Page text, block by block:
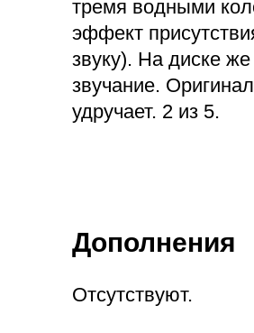
тремя водными
эффект
звуку). На диске
звучание.
удручает. 2 из 5.
Дополнения
Отсутствуют.